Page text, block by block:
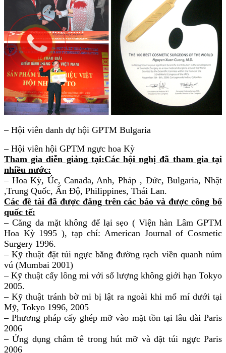
– Hội viên danh dự hội GPTM Bulgaria
– Hội viên hội GPTM ngực hoa Kỳ
Tham gia diễn giảng tại:Các hội nghị đã tham gia tại
nhiều nước:
– Hoa Kỳ, Úc, Canada, Anh, Pháp , Đức, Bulgaria, Nhật
,Trung Quốc, Ấn Độ, Philippines, Thái Lan.
Các đề tài đã được đăng trên các báo và được công bố
quốc tế:
– Căng da mặt không để lại sẹo ( Viện hàn Lâm GPTM
Hoa Kỳ 1995 ), tạp chí: American Journal of Cosmetic
Surgery 1996.
– Kỹ thuật đặt túi ngực bằng đường rạch viền quanh núm
vú (Mumbai 2001)
– Kỹ thuật cấy lông mi với số lượng không giới hạn Tokyo
2005.
– Kỹ thuật tránh bờ mi bị lật ra ngoài khi mổ mí dưới tại
Mỹ, Tokyo 1996, 2005
– Phương pháp cấy ghép mỡ vào mặt tồn tại lâu dài Paris
2006
– Ứng dụng châm tê trong hút mỡ và đặt túi ngực Paris
2006